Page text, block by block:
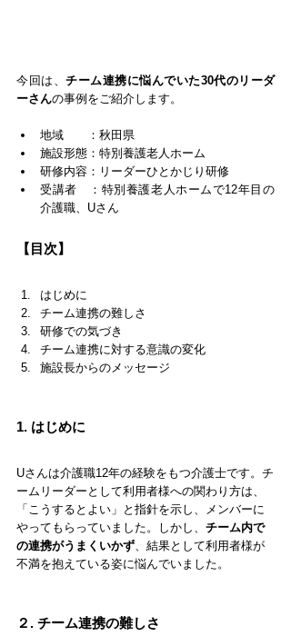
今回は、 チーム連携に悩んでいた30代のリーダ
ーさんの事例をご紹介します。
地域　　：秋田県
施設形態：特別養護老人ホーム
研修内容：リーダーひとかじり研修
受講者　：特別養護老人ホームで12年目の
介護職、Uさん
【目次】
はじめに
チーム連携の難しさ
研修での気づき
チーム連携に対する意識の変化
施設長からのメッセージ
1. はじめに
Uさんは介護職12年の経験をもつ介護士です。チ
ームリーダーとして利用者様への関わり方は、
「こうするとよい」と指針を示し、メンバーに
やってもらっていました。しかし、 チーム内で
の連携がうまくいかず、結果として利用者様が
不満を抱えている姿に悩んでいました。
２. チーム連携の難しさ